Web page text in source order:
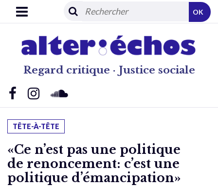
Regard critique · Justice sociale
OK
TÊTE-À-TÊTE
«Ce n’est pas une politique
de renoncement: c’est une
politique d’émancipation»